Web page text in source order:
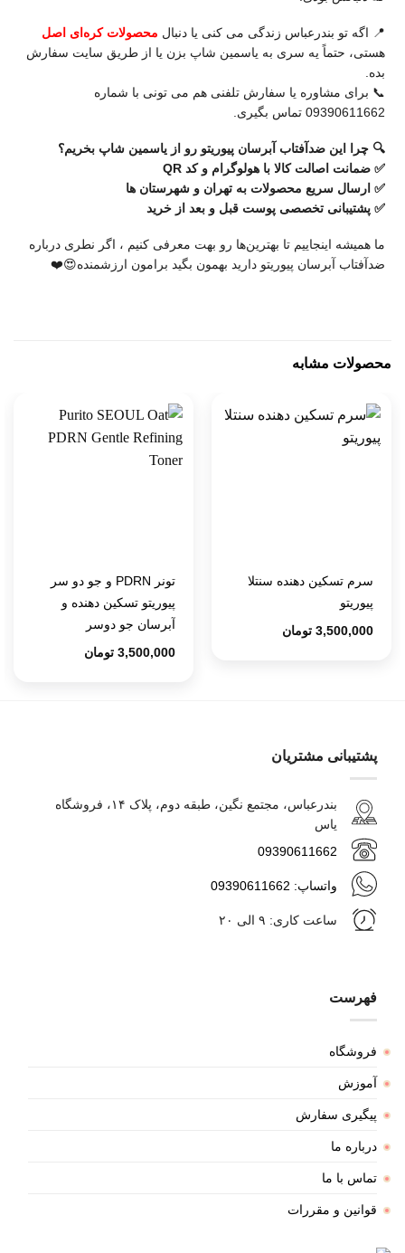
📍 اگه تو بندرعباس زندگی می‌ کنی یا دنبال محصولات کره‌ای اصل
هستی، حتماً یه سری به یاسمین شاپ بزن یا از طریق سایت سفارش
بده.
📞 برای مشاوره یا سفارش تلفنی هم می‌ تونی با شماره
09390611662 تماس بگیری.
🔍 چرا این ضدآفتاب آبرسان پیوریتو رو از یاسمین شاپ بخریم؟
✅ ضمانت اصالت کالا با هولوگرام و کد QR
✅ ارسال سریع محصولات به تهران و شهرستان ها
✅ پشتیبانی تخصصی پوست قبل و بعد از خرید
ما همیشه اینجاییم تا بهترین‌ها رو بهت معرفی کنیم ، اگر نطری درباره
ضدآفتاب آبرسان پیوریتو دارید بهمون بگید برامون ارزشمنده😍❤️
محصولات مشابه
سرم تسکین دهنده سنتلا
پیوریتو
3,500,000 تومان
تونر PDRN و جو دو سر
پیوریتو تسکین دهنده و
آبرسان جو دوسر
3,500,000 تومان
پشتیبانی مشتریان
بندرعباس، مجتمع نگین، طبقه دوم، پلاک ۱۴، فروشگاه
یاس
09390611662
واتساپ: 09390611662
ساعت کاری: ۹ الی ۲۰
فهرست
فروشگاه
آموزش
پیگیری سفارش
درباره ما
تماس با ما
قوانین و مقررات